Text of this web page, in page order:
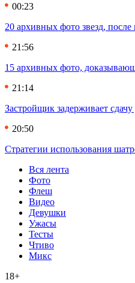
00:23
20 архивных фото звезд, после
21:56
15 архивных фото,
21:14
Застройщик задерживает
20:50
Стратегии использования
Вся лента
Фото
Флеш
Видео
Девушки
Ужасы
Тесты
Чтиво
Микс
18+